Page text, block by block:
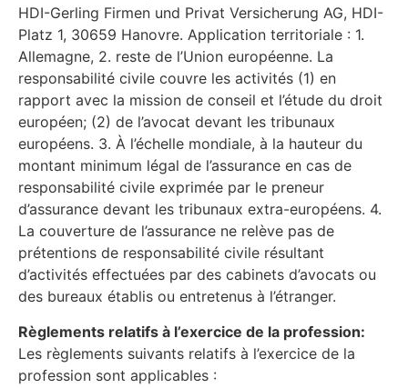
HDI-Gerling Firmen und Privat Versicherung AG, HDI-
Platz 1, 30659 Hanovre. Application territoriale : 1.
Allemagne, 2. reste de l’Union européenne. La
responsabilité civile couvre les activités (1) en
rapport avec la mission de conseil et l’étude du droit
européen; (2) de l’avocat devant les tribunaux
européens. 3. À l’échelle mondiale, à la hauteur du
montant minimum légal de l’assurance en cas de
responsabilité civile exprimée par le preneur
d’assurance devant les tribunaux extra-européens. 4.
La couverture de l’assurance ne relève pas de
prétentions de responsabilité civile résultant
d’activités effectuées par des cabinets d’avocats ou
des bureaux établis ou entretenus à l’étranger.
Règlements relatifs à l’exercice de la profession:
Les règlements suivants relatifs à l’exercice de la
profession sont applicables :